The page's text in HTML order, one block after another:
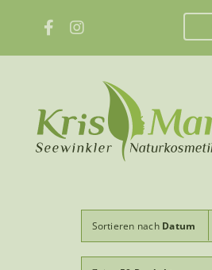
springen
Sortieren nach Datum